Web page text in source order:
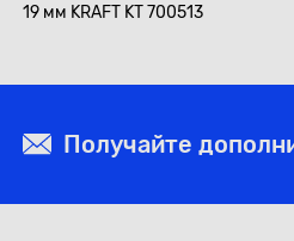
19 мм KRAFT KT 700513
Получайте